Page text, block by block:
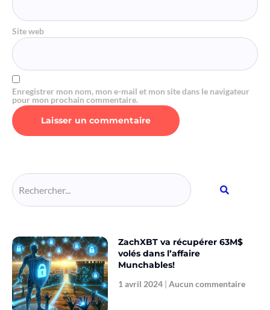
Site web
Enregistrer mon nom, mon e-mail et mon site dans le navigateur
pour mon prochain commentaire.
ZachXBT va récupérer 63M$
volés dans l’affaire
Munchables!
1 avril 2024 Aucun commentaire